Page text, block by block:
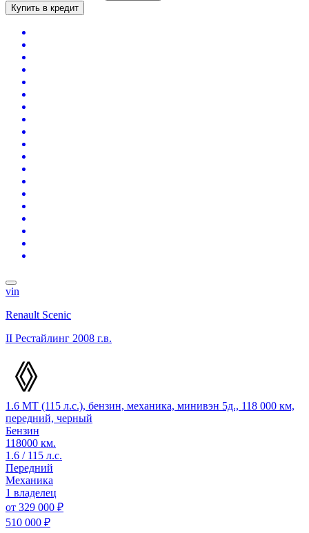
Купить в кредит
vin
Renault Scenic
II Рестайлинг 2008 г.в.
1.6 MT (115 л.с.), бензин, механика, минивэн 5д., 118 000 км,
передний, черный
Бензин
118000 км.
1.6 / 115 л.с.
Передний
Механика
1 владелец
от 329 000 ₽
510 000 ₽